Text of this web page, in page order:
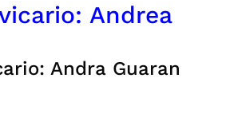
Andrea
Andra Guaran